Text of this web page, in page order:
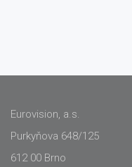
Eurovision, a.s.
Purkyňova 648/125
612 00 Brno